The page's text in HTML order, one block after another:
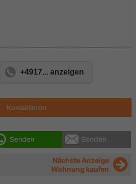
+4917... anzeigen
Kontaktieren
Senden Senden
Nächste Anzeige
Wohnung kaufen